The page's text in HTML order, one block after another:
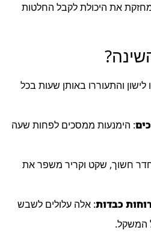
את היכולת לקבל החלטות
לישון והתעוררו באותן שעות בכל
: הימנעות ממסכים לפחות שעה
חשוך, שקט וקריר משפר את
כבדות: אלה עלולים לשבש
המשקל.